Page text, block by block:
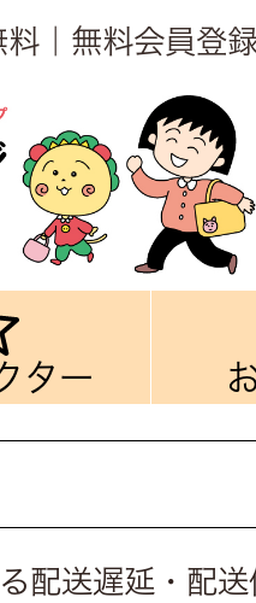
｜無料会員登
ター
配送遅延・配